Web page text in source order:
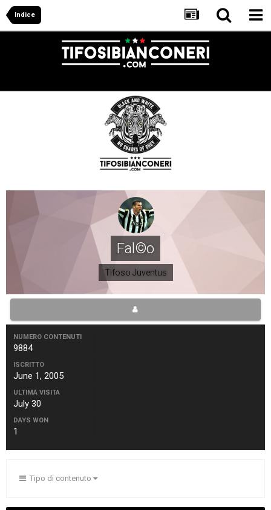
Indice
Fal©o
Tifoso Juventus
NUMERO CONTENUTI
9884
ISCRITTO
June 1, 2005
ULTIMA VISITA
July 30
DAYS WON
1
Tipo di contenuto